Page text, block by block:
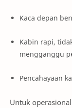
Kaca depan
Kabin rapi,
mengganggu
Pencahayaan
Untuk